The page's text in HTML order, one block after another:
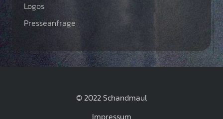
Logos
Presseanfrage
© 2022 Schandmaul
Impressum